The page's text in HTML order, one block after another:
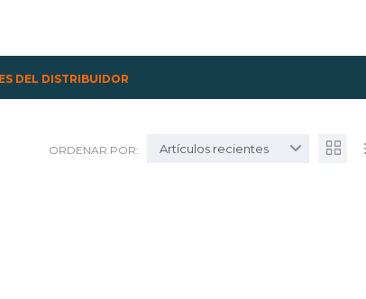
DEL DISTRIBUIDOR
ORDENAR POR: Artículos recientes